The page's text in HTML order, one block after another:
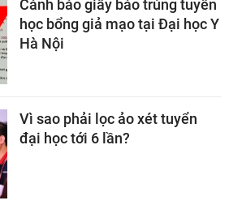
Cảnh báo giấy báo trúng tuyển
học bổng giả mạo tại Đại học Y
Hà Nội
Vì sao phải lọc ảo xét tuyển
đại học tới 6 lần?